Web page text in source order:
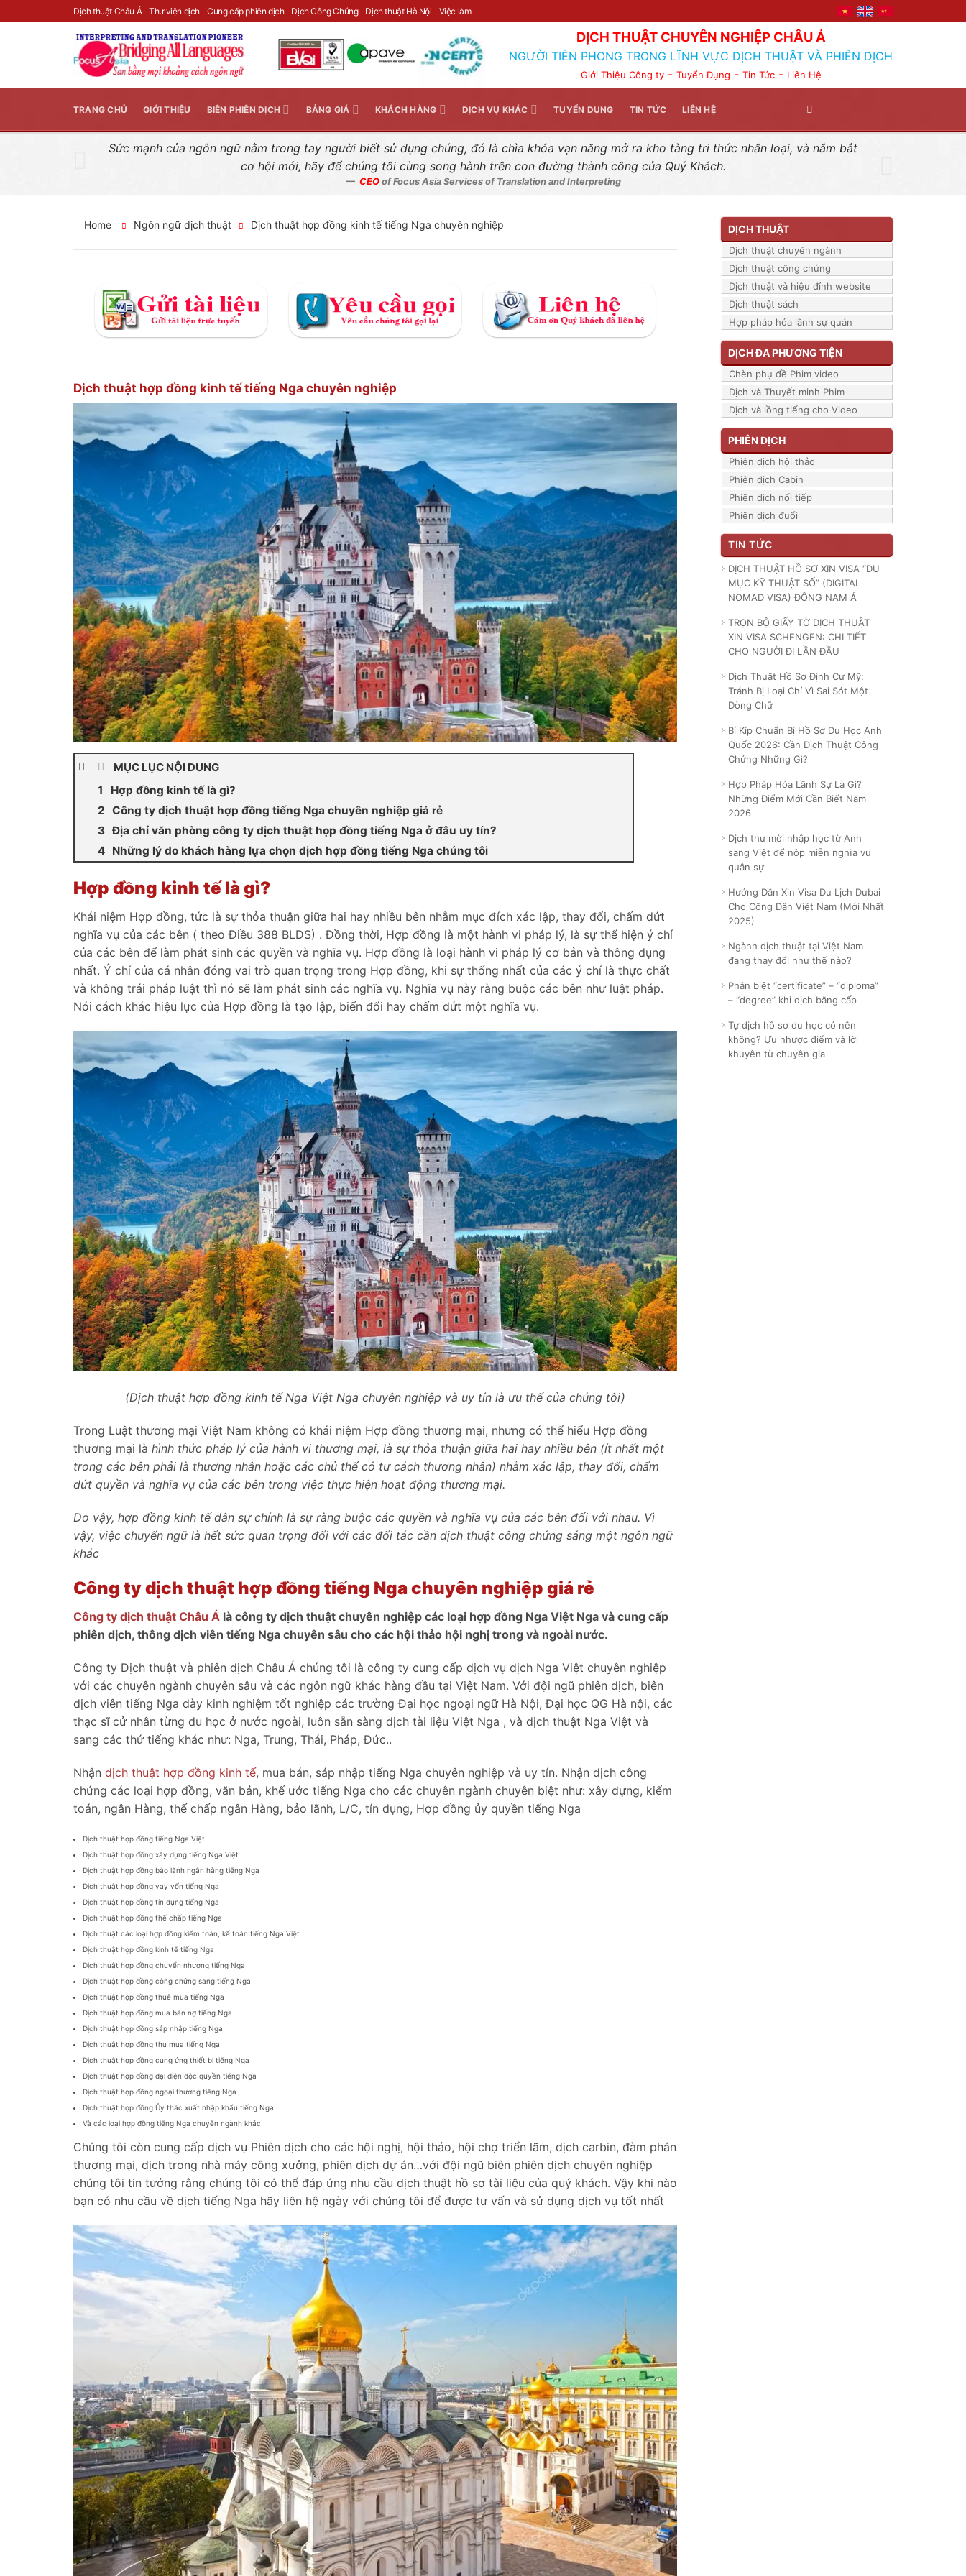
Dịch thuật Châu Á Thư viện dịch Cung cấp phiên dịch Dịch Công Chứng Dịch thuật Hà Nội Việc làm
DỊCH THUẬT CHUYÊN NGHIỆP CHÂU Á
NGƯỜI TIÊN PHONG TRONG LĨNH VỰC DỊCH THUẬT VÀ PHIÊN DỊCH
Giới Thiệu Công ty- Tuyển Dụng - Tin Tức- Liên Hệ
TRANG CHỦ GIỚI THIỆU BIÊN PHIÊN DỊCH BẢNG GIÁ KHÁCH HÀNG DỊCH VỤ KHÁC TUYỂN DỤNG TIN TỨC LIÊN HỆ
Sức mạnh của ngôn ngữ nằm trong tay người biết sử dụng chúng, đó là chìa khóa vạn năng mở ra kho tàng tri thức nhân loại, và nắm bắt
cơ hội mới, hãy để chúng tôi cùng song hành trên con đường thành công của Quý Khách.
CEOof Focus Asia Services of Translation and Interpreting
Home Ngôn ngữ dịch thuật Dịch thuật hợp đồng kinh tế tiếng Nga chuyên nghiệp
Dịch thuật hợp đồng kinh tế tiếng Nga chuyên nghiệp
MỤC LỤC NỘI DUNG
Hợp đồng kinh tế là gì?
Công ty dịch thuật hợp đồng tiếng Nga chuyên nghiệp giá rẻ
Địa chỉ văn phòng công ty dịch thuật họp đồng tiếng Nga ở đâu uy tín?
Những lý do khách hàng lựa chọn dịch hợp đồng tiếng Nga chúng tôi
Hợp đồng kinh tế là gì?
Khái niệm Hợp đồng, tức là sự thỏa thuận giữa hai hay nhiều bên nhằm mục đích xác lập, thay đổi, chấm dứt
nghĩa vụ của các bên ( theo Điều 388 BLDS) . Đồng thời, Hợp đồng là một hành vi pháp lý, là sự thể hiện ý chí
của các bên để làm phát sinh các quyền và nghĩa vụ. Hợp đồng là loại hành vi pháp lý cơ bản và thông dụng
nhất. Ý chí của cá nhân đóng vai trò quan trọng trong Hợp đồng, khi sự thống nhất của các ý chí là thực chất
và không trái pháp luật thì nó sẽ làm phát sinh các nghĩa vụ. Nghĩa vụ này ràng buộc các bên như luật pháp.
Nói cách khác hiệu lực của Hợp đồng là tạo lập, biến đổi hay chấm dứt một nghĩa vụ.
(Dịch thuật hợp đồng kinh tế Nga Việt Nga chuyên nghiệp và uy tín là ưu thế của chúng tôi)
Trong Luật thương mại Việt Nam không có khái niệm Hợp đồng thương mại, nhưng có thể hiểu Hợp đồng
thương mại là hình thức pháp lý của hành vi thương mại, là sự thỏa thuận giữa hai hay nhiều bên (ít nhất một
trong các bên phải là thương nhân hoặc các chủ thể có tư cách thương nhân) nhằm xác lập, thay đổi, chấm
dứt quyền và nghĩa vụ của các bên trong việc thực hiện hoạt động thương mại.
Do vậy, hợp đồng kinh tế dân sự chính là sự ràng buộc các quyền và nghĩa vụ của các bên đối với nhau. Vì
vậy, việc chuyển ngữ là hết sức quan trọng đối với các đối tác cần dịch thuật công chứng sáng một ngôn ngữ
khác
Công ty dịch thuật hợp đồng tiếng Nga chuyên nghiệp giá rẻ
Công ty dịch thuật Châu Á là công ty dịch thuật chuyên nghiệp các loại hợp đồng Nga Việt Nga và cung cấp
phiên dịch, thông dịch viên tiếng Nga chuyên sâu cho các hội thảo hội nghị trong và ngoài nước.
Công ty Dịch thuật và phiên dịch Châu Á chúng tôi là công ty cung cấp dịch vụ dịch Nga Việt chuyên nghiệp
với các chuyên ngành chuyên sâu và các ngôn ngữ khác hàng đầu tại Việt Nam. Với đội ngũ phiên dịch, biên
dịch viên tiếng Nga dày kinh nghiệm tốt nghiệp các trường Đại học ngoại ngữ Hà Nội, Đại học QG Hà nội, các
thạc sĩ cử nhân từng du học ở nước ngoài, luôn sẵn sàng dịch tài liệu Việt Nga , và dịch thuật Nga Việt và
sang các thứ tiếng khác như: Nga, Trung, Thái, Pháp, Đức..
Nhận dịch thuật hợp đồng kinh tế, mua bán, sáp nhập tiếng Nga chuyên nghiệp và uy tín. Nhận dịch công
chứng các loại hợp đồng, văn bản, khế ước tiếng Nga cho các chuyên ngành chuyên biệt như: xây dựng, kiểm
toán, ngân Hàng, thế chấp ngân Hàng, bảo lãnh, L/C, tín dụng, Hợp đồng ủy quyền tiếng Nga
Dịch thuật hợp đồng tiếng Nga Việt
Dịch thuật hợp đồng xây dựng tiếng Nga Việt
Dịch thuật hợp đồng bảo lãnh ngân hàng tiếng Nga
Dịch thuật hợp đồng vay vốn tiếng Nga
Dịch thuật hợp đồng tín dụng tiếng Nga
Dịch thuật hợp đồng thế chấp tiếng Nga
Dịch thuật các loại hợp đồng kiểm toán, kế toán tiếng Nga Việt
Dịch thuật hợp đồng kinh tế tiếng Nga
Dịch thuật hợp đồng chuyển nhượng tiếng Nga
Dịch thuật hợp đồng công chứng sang tiếng Nga
Dịch thuật hợp đồng thuê mua tiếng Nga
Dịch thuật hợp đồng mua bán nợ tiếng Nga
Dịch thuật hợp đồng sáp nhập tiếng Nga
Dịch thuật hợp đồng thu mua tiếng Nga
Dịch thuật hợp đồng cung ứng thiết bị tiếng Nga
Dịch thuật hợp đồng đại điện độc quyền tiếng Nga
Dịch thuật hợp đồng ngoại thương tiếng Nga
Dịch thuật hợp đồng Ủy thác xuất nhập khẩu tiếng Nga
Và các loại hợp đồng tiếng Nga chuyên ngành khác
Chúng tôi còn cung cấp dịch vụ Phiên dịch cho các hội nghị, hội thảo, hội chợ triển lãm, dịch carbin, đàm phán
thương mại, dịch trong nhà máy công xưởng, phiên dịch dự án…với đội ngũ biên phiên dịch chuyên nghiệp
chúng tôi tin tưởng rằng chúng tôi có thể đáp ứng nhu cầu dịch thuật hồ sơ tài liệu của quý khách. Vậy khi nào
bạn có nhu cầu về dịch tiếng Nga hãy liên hệ ngày với chúng tôi để được tư vấn và sử dụng dịch vụ tốt nhất
DỊCH THUẬT
Dịch thuật chuyên ngành
Dịch thuật công chứng
Dịch thuật và hiệu đính website
Dịch thuật sách
Hợp pháp hóa lãnh sự quán
DỊCH ĐA PHƯƠNG TIỆN
Chèn phụ đề Phim video
Dịch và Thuyết minh Phim
Dịch và lồng tiếng cho Video
PHIÊN DỊCH
Phiên dịch hội thảo
Phiên dịch Cabin
Phiên dịch nối tiếp
Phiên dịch đuổi
TIN TỨC
DỊCH THUẬT HỒ SƠ XIN VISA “DU
MỤC KỸ THUẬT SỐ” (DIGITAL
NOMAD VISA) ĐÔNG NAM Á
TRỌN BỘ GIẤY TỜ DỊCH THUẬT
XIN VISA SCHENGEN: CHI TIẾT
CHO NGUỜI ĐI LẦN ĐẦU
Dịch Thuật Hồ Sơ Định Cư Mỹ:
Tránh Bị Loại Chỉ Vì Sai Sót Một
Dòng Chữ
Bí Kíp Chuẩn Bị Hồ Sơ Du Học Anh
Quốc 2026: Cần Dịch Thuật Công
Chứng Những Gì?
Hợp Pháp Hóa Lãnh Sự Là Gì?
Những Điểm Mới Cần Biết Năm
2026
Dịch thư mời nhập học từ Anh
sang Việt để nộp miễn nghĩa vụ
quân sự
Hướng Dẫn Xin Visa Du Lịch Dubai
Cho Công Dân Việt Nam (Mới Nhất
2025)
Ngành dịch thuật tại Việt Nam
đang thay đổi như thế nào?
Phân biệt “certificate” – “diploma”
– “degree” khi dịch bằng cấp
Tự dịch hồ sơ du học có nên
không? Ưu nhược điểm và lời
khuyên từ chuyên gia
Liên hệ nhanh